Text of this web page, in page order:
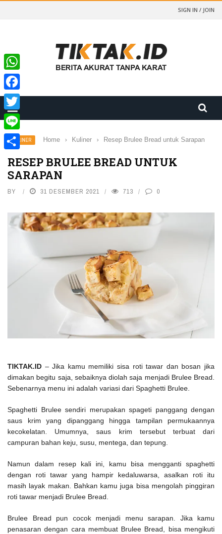
SIGN IN / JOIN
KULINER Home › Kuliner › Resep Brulee Bread untuk Sarapan
RESEP BRULEE BREAD UNTUK
SARAPAN
BY 31 DESEMBER 2021 713 0
TIKTAK.ID – Jika kamu memiliki sisa roti tawar dan bosan jika
dimakan begitu saja, sebaiknya diolah saja menjadi Brulee Bread.
Sebenarnya menu ini adalah variasi dari Spaghetti Brulee.
Spaghetti Brulee sendiri merupakan spageti panggang dengan
saus krim yang dipanggang hingga tampilan permukaannya
kecokelatan. Umumnya, saus krim tersebut terbuat dari
campuran bahan keju, susu, mentega, dan tepung.
Namun dalam resep kali ini, kamu bisa mengganti spaghetti
dengan roti tawar yang hampir kedaluwarsa, asalkan roti itu
masih layak makan. Bahkan kamu juga bisa mengolah pinggiran
roti tawar menjadi Brulee Bread.
Brulee Bread pun cocok menjadi menu sarapan. Jika kamu
penasaran dengan cara membuat Brulee Bread, bisa mengikuti
WhatsApp
Facebook
Twitter
Line
Share